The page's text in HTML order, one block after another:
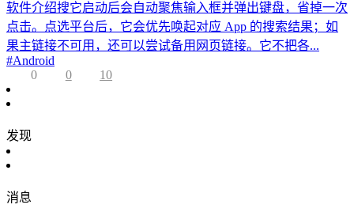
软件介绍搜它启动后会自动聚焦输入框并弹出键盘，省掉一次
点击。点选平台后，它会优先唤起对应 App 的搜索结果；如
果主链接不可用，还可以尝试备用网页链接。它不把各...
#Android
0
0 10
发现
消息